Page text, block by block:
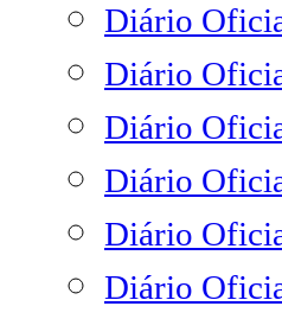
Diário
Diário
Diário
Diário
Diário
Diário